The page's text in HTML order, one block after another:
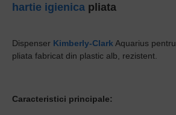
hartie igienica pliata
Dispenser Kimberly-Clark Aquarius pentru
pliata fabricat din plastic alb, rezistent.
Caracteristici principale: